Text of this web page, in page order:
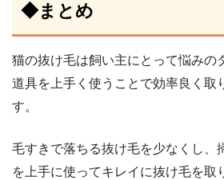
◆まとめ
猫の抜け毛は飼い主にとって悩みの
道具を上手く使うことで効率良く取
す。
毛すきで落ちる抜け毛を少なくし、
を上手に使ってキレイに抜け毛を取